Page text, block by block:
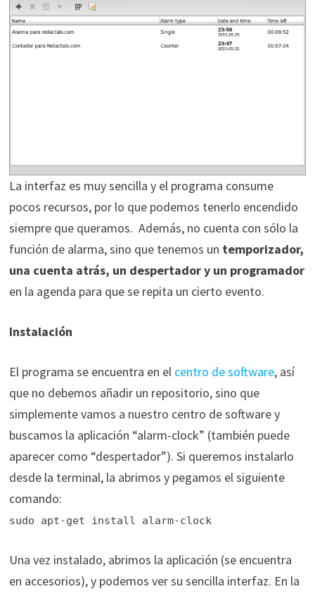
La interfaz es muy sencilla y el programa consume
pocos recursos, por lo que podemos tenerlo encendido
siempre que queramos. Además, no cuenta con sólo la
función de alarma, sino que tenemos un temporizador,
una cuenta atrás, un despertador y un programador
en la agenda para que se repita un cierto evento.
Instalación
El programa se encuentra en el centro de software, así
que no debemos añadir un repositorio, sino que
simplemente vamos a nuestro centro de software y
buscamos la aplicación “alarm-clock” (también puede
aparecer como “despertador”). Si queremos instalarlo
desde la terminal, la abrimos y pegamos el siguiente
comando:
sudo apt-get install alarm-clock
Una vez instalado, abrimos la aplicación (se encuentra
en accesorios), y podemos ver su sencilla interfaz. En la